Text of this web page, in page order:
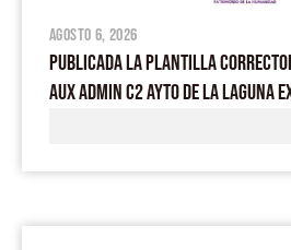
agosto 6, 2026
PUBLICADA LA PLANTILLA
AUX ADMIN C2 AYTO DE LA LAGUNA